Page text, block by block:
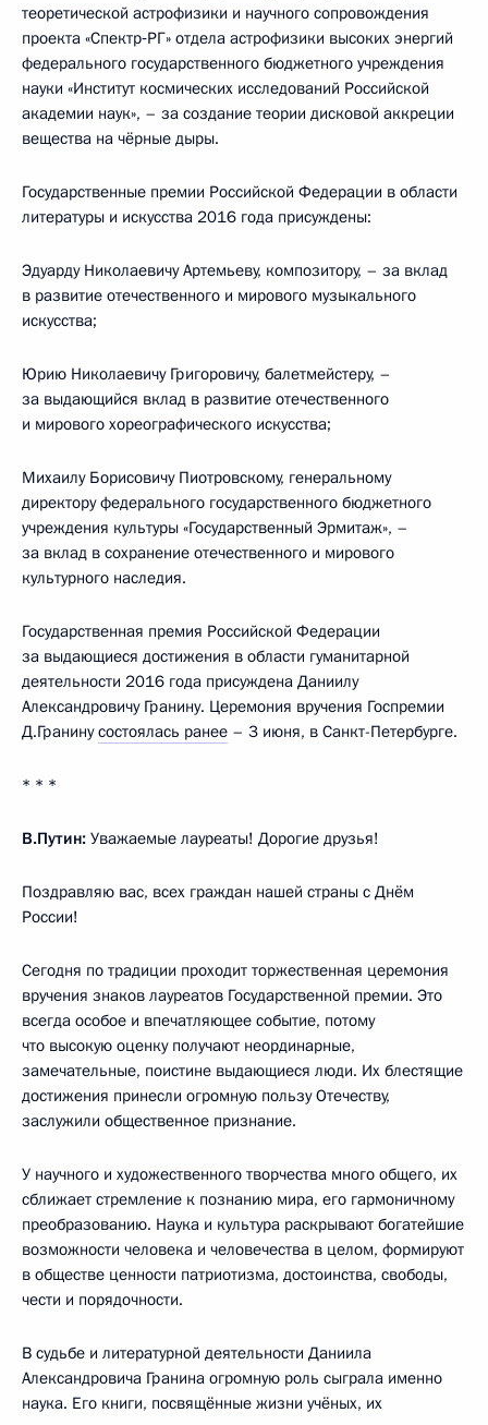
теоретической астрофизики и научного сопровождения
проекта «Спектр‑РГ» отдела астрофизики высоких энергий
федерального государственного бюджетного учреждения
науки «Институт космических исследований Российской
академии наук», – за создание теории дисковой аккреции
вещества на чёрные дыры.
Государственные премии Российской Федерации в области
литературы и искусства 2016 года присуждены:
Эдуарду Николаевичу Артемьеву, композитору, – за вклад
в развитие отечественного и мирового музыкального
искусства;
Юрию Николаевичу Григоровичу, балетмейстеру, –
за выдающийся вклад в развитие отечественного
и мирового хореографического искусства;
Михаилу Борисовичу Пиотровскому, генеральному
директору федерального государственного бюджетного
учреждения культуры «Государственный Эрмитаж», –
за вклад в сохранение отечественного и мирового
культурного наследия.
Государственная премия Российской Федерации
за выдающиеся достижения в области гуманитарной
деятельности 2016 года присуждена Даниилу
Александровичу Гранину. Церемония вручения Госпремии
Д.Гранинусостоялась ранее – 3 июня, в Санкт-Петербурге.
* * *
В.Путин: Уважаемые лауреаты! Дорогие друзья!
Поздравляю вас, всех граждан нашей страны с Днём
России!
Сегодня по традиции проходит торжественная церемония
вручения знаков лауреатов Государственной премии. Это
всегда особое и впечатляющее событие, потому
что высокую оценку получают неординарные,
замечательные, поистине выдающиеся люди. Их блестящие
достижения принесли огромную пользу Отечеству,
заслужили общественное признание.
У научного и художественного творчества много общего, их
сближает стремление к познанию мира, его гармоничному
преобразованию. Наука и культура раскрывают богатейшие
возможности человека и человечества в целом, формируют
в обществе ценности патриотизма, достоинства, свободы,
чести и порядочности.
В судьбе и литературной деятельности Даниила
Александровича Гранина огромную роль сыграла именно
наука. Его книги, посвящённые жизни учёных, их